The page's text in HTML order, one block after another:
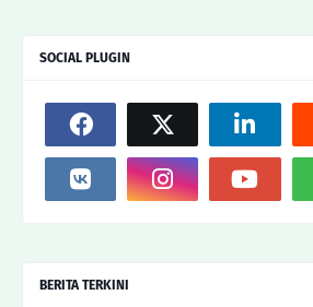
SOCIAL PLUGIN
BERITA TERKINI